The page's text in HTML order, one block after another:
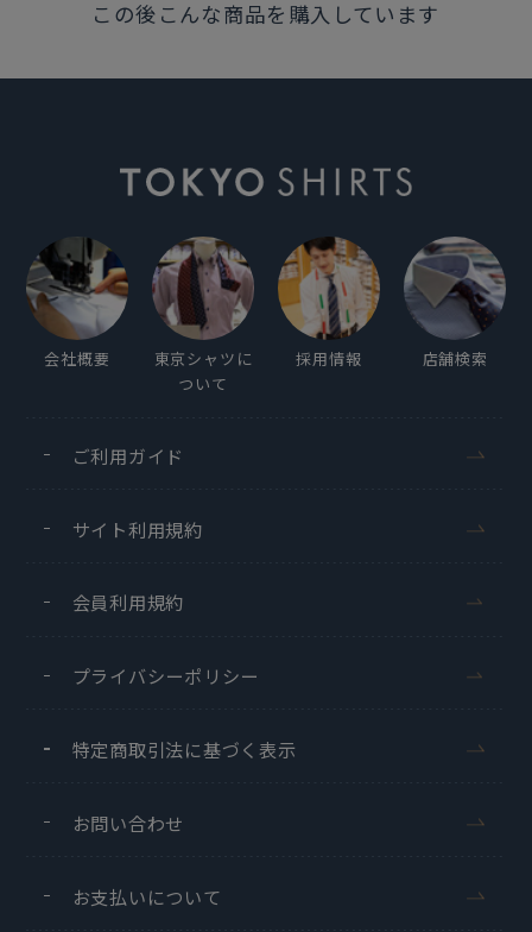
この後こんな商品を購入しています
会社概要
東京シャツに
ついて
採用情報 店舗検索
ご利用ガイド
サイト利用規約
会員利用規約
プライバシーポリシー
特定商取引法に基づく表示
お問い合わせ
お支払いについて